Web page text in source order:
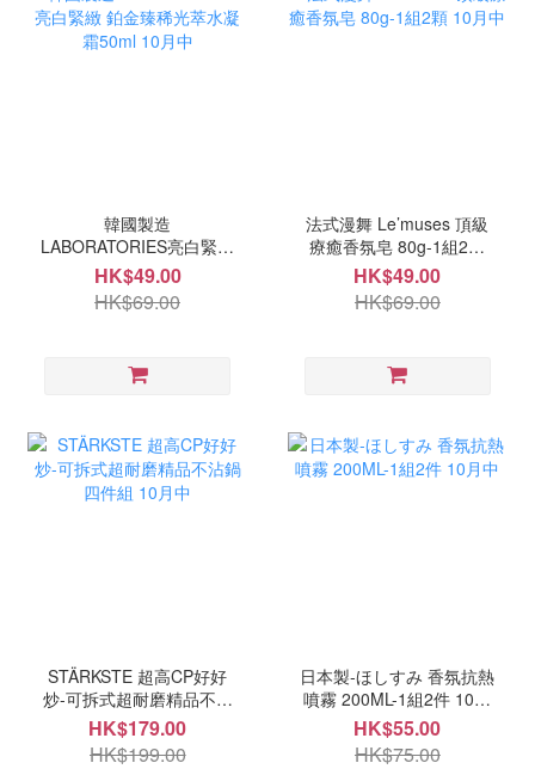
韓國製造
LABORATORIES亮白緊緻
鉑金臻稀光萃水凝霜50ml
10月中
HK$49.00
HK$69.00
法式漫舞 Le’muses 頂級
療癒香氛皂 80g-1組2顆
10月中
HK$49.00
HK$69.00
STÄRKSTE 超高CP好好
炒-可拆式超耐磨精品不沾
鍋四件組 10月中
HK$179.00
HK$199.00
日本製-ほしすみ 香氛抗熱
噴霧 200ML-1組2件 10月
中
HK$55.00
HK$75.00